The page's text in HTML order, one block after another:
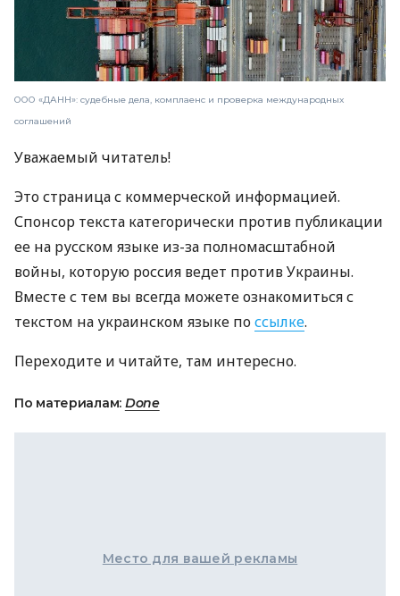
ООО «ДАНН»: судебные дела, комплаенс и проверка международных
соглашений
Уважаемый читатель!
Это страница с коммерческой информацией.
Спонсор текста категорически против публикации
ее на русском языке из-за полномасштабной
войны, которую россия ведет против Украины.
Вместе с тем вы всегда можете ознакомиться с
текстом на украинском языке поссылке.
Переходите и читайте, там интересно.
По материалам: Done
Место для вашей рекламы